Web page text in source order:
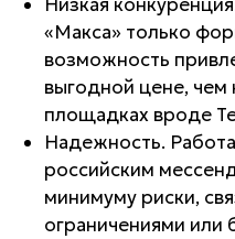
«Макса» только
возможность
выгодной цене, чем
площадках вроде
Надежность.
российским
минимуму риски,
ограничениями или